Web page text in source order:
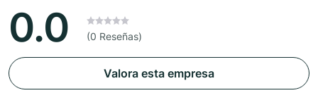
0.0 (0 Reseñas)
Valora esta empresa